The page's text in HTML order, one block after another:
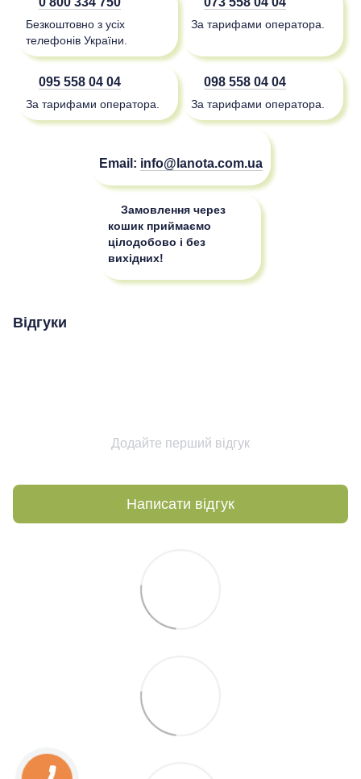
Безкоштовно з усіх
телефонів України.
За тарифами оператора.
095 558 04 04
За тарифами оператора.
098 558 04 04
За тарифами оператора.
Email: info@lanota.com.ua
Замовлення через
кошик приймаємо
цілодобово і без
вихідних!
Відгуки
Додайте перший відгук
Написати відгук